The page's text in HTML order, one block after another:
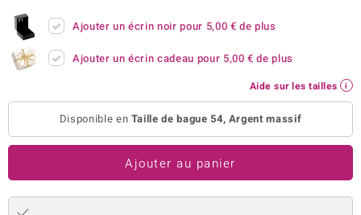
Collection
Ajouter un écrin noir pour 5,00 € de plus
Ajouter un écrin cadeau pour 5,00 € de plus
Aide sur les tailles
Disponible en Taille de bague 54, Argent massif
Ajouter au panier